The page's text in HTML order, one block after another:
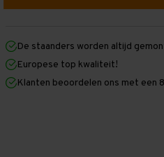
mm
mm
x
600
mm
mm
mm
600
mm
De staanders worden altijd
Europese top kwaliteit!
Klanten beoordelen ons met een